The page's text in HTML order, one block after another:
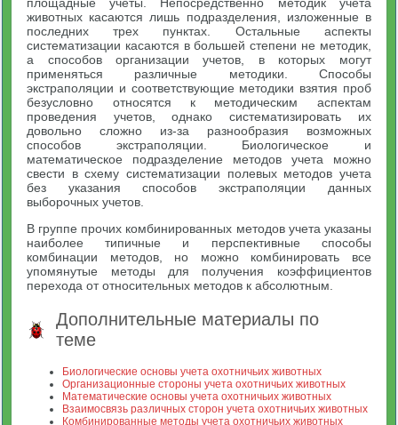
животных касаются лишь подразделения, изложенные в
последних трех пунктах. Остальные аспекты
систематизации касаются в большей степени не методик,
а способов организации учетов, в которых могут
применяться различные методики. Способы
экстраполяции и соответствующие методики взятия проб
безусловно относятся к методическим аспектам
проведения учетов, однако систематизировать их
довольно сложно из-за разнообразия возможных
способов экстраполяции. Биологическое и
математическое подразделение методов учета можно
свести в схему систематизации полевых методов учета
без указания способов экстраполяции данных
выборочных учетов.
В группе прочих комбинированных методов учета указаны
наиболее типичные и перспективные способы
комбинации методов, но можно комбинировать все
упомянутые методы для получения коэффициентов
перехода от относительных методов к абсолютным.
Дополнительные материалы по
теме
Биологические основы учета охотничьих животных
Организационные стороны учета охотничьих животных
Математические основы учета охотничьих животных
Взаимосвязь различных сторон учета охотничьих животных
Комбинированные методы учета охотничьих животных